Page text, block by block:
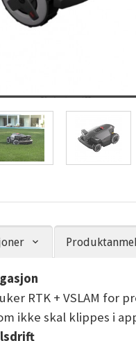
RTK + VSLAM for
ikke skal klippes i